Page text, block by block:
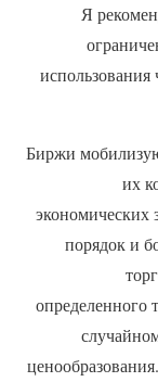
Я
использования
Биржи
их
экономических
порядок и
определенного